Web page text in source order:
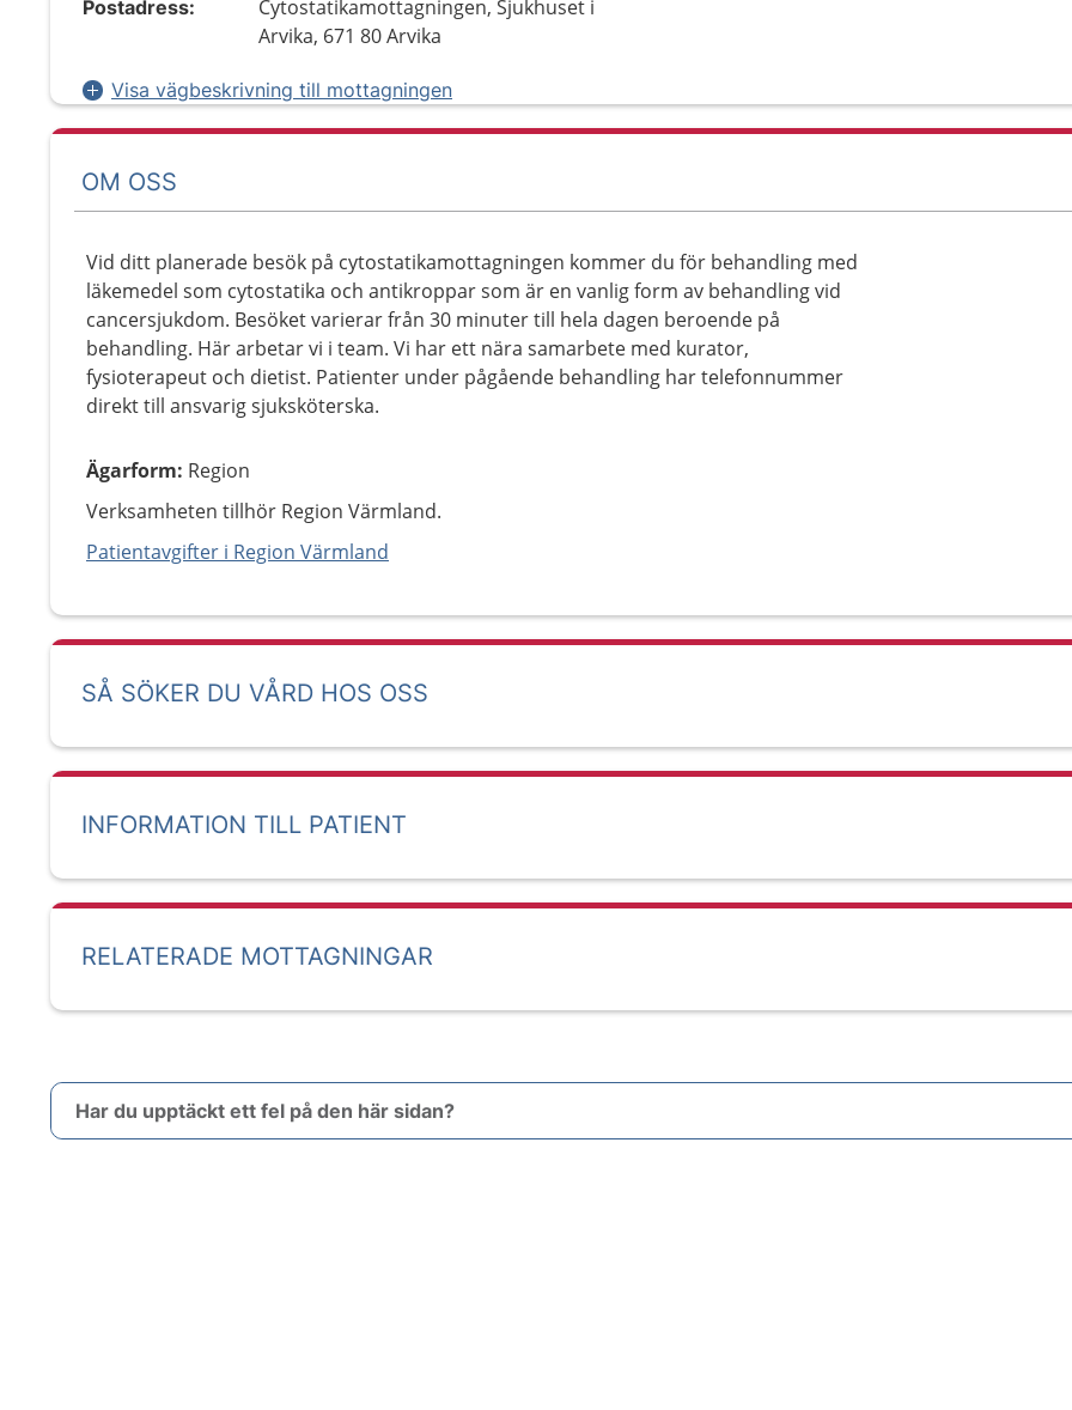
Postadress:
Cytostatikamottagningen, Sjukhuset i
Arvika, 671 80 Arvika
Visa vägbeskrivning till mottagningen
OM OSS
Vid ditt planerade besök på cytostatikamottagningen kommer du för behandling med
läkemedel som cytostatika och antikroppar som är en vanlig form av behandling vid
cancersjukdom. Besöket varierar från 30 minuter till hela dagen beroende på
behandling. Här arbetar vi i team. Vi har ett nära samarbete med kurator,
fysioterapeut och dietist. Patienter under pågående behandling har telefonnummer
direkt till ansvarig sjuksköterska.
Ägarform: Region
Verksamheten tillhör Region Värmland.
Patientavgifter i Region Värmland
SÅ SÖKER DU VÅRD HOS OSS
INFORMATION TILL PATIENT
RELATERADE MOTTAGNINGAR
Har du upptäckt ett fel på den här sidan?